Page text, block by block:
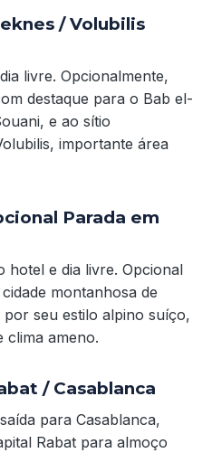
/ Volubilis
livre. Opcionalmente,
destaque para o Bab el-
e ao sítio
importante área
Parada em
hotel e dia livre. Opcional
montanhosa de
seu estilo alpino suíço,
clima ameno.
/ Casablanca
para Casablanca,
Rabat para almoço